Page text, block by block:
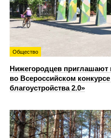
Общество
Нижегородцев приглашают
во Всероссийском
благоустройства 2.0»